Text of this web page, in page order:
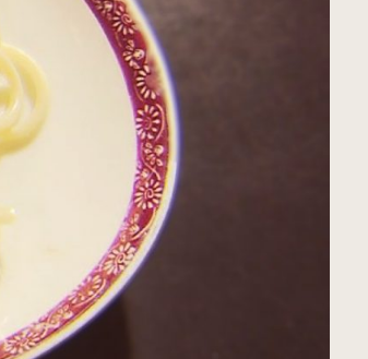
すべてのエリアをみる